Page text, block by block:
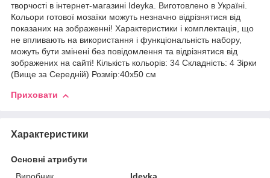
творчості в інтернет-магазині Ideyka. Виготовлено в Україні.
Кольори готової мозаїки можуть незначно відрізнятися від
показаних на зображенні! Характеристики і комплектація, що
не впливають на використання і функціональність набору,
можуть бути змінені без повідомлення та відрізнятися від
зображених на сайті! Кількість кольорів: 34 Складність: 4 Зірки
(Вище за Середній) Розмір:40х50 см
Приховати
Характеристики
Основні атрибути